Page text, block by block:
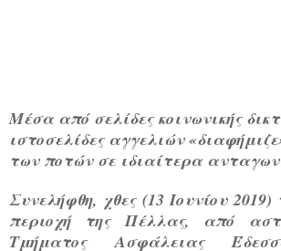
Μέσα από σελίδες κοινωνικής
ιστοσελίδες αγγελιών
των ποτών σε ιδιαίτερα
Συνελήφθη, χθες (13 Ιουνίου
περιοχή της Πέλλας, από
Τμήματος Ασφάλειας